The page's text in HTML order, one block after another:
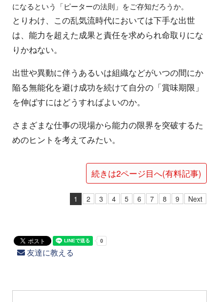
になるという「ピーターの法則」をご存知だろうか。
とりわけ、この乱気流時代においては下手な出世
は、能力を超えた成果と責任を求められ命取りにな
りかねない。
出世や異動に伴うあるいは組織などがいつの間にか
陥る無能化を避け成功を続けて自分の「賞味期限」
を伸ばすにはどうすればよいのか。
さまざまな仕事の現場から能力の限界を突破するた
めのヒントを考えてみたい。
続きは2ページ目へ(有料記事)
1 2 3 4 5 6 7 8 9 Next
友達に教える